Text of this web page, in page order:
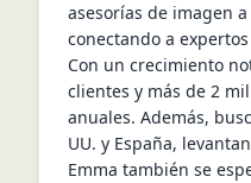
asesorías de imagen
conectando a
Con un crecimiento
clientes y más de 2
anuales. Además,
UU. y España,
Emma también se